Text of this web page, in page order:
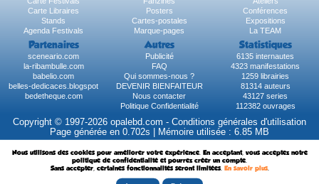
Carte Libraires
Posters
Conférences
Stands
Cartes-postales
Expositions
Agenda Festivals
Marque-pages La TEAM
Partenaires Autres Statistiques
sceneario.com Publicité
6135 internautes
la-ribambulle.com
FAQ
4323 manifestations
babelio.com
Qui sommes-nous ?
1259 librairies
belles-dedicaces.blogspot
DEVENIR BIENFAITEUR
81314 auteurs
bedetheque.com
Nous contacter
43127 series
Politique Confidentialité
112382 ouvrages
Copyright © 1997-2026 opalebd.com - Conditions générales d'utilisation
Page générée en 0.702s | Mémoire utilisée : 6.85 MB
Nous utilisons des cookies pour améliorer votre expérience. En acceptant, vous acceptez notre
politique de confidentialité et pourrez créer un compte.
Sans accepter, certaines fonctionnalités seront limitées. En savoir plus.